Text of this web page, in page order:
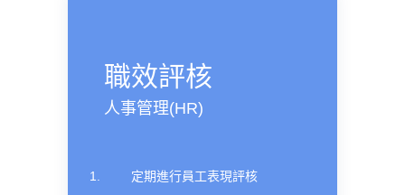
職效評核
人事管理(HR)
定期進行員工表現評核